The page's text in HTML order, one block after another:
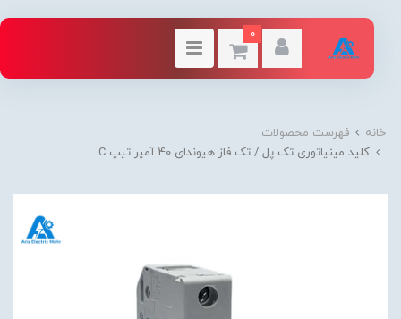
0
خانه
فهرست محصولات
کلید مینیاتوری تک پل / تک فاز هیوندای 40 آمپر تیپ C